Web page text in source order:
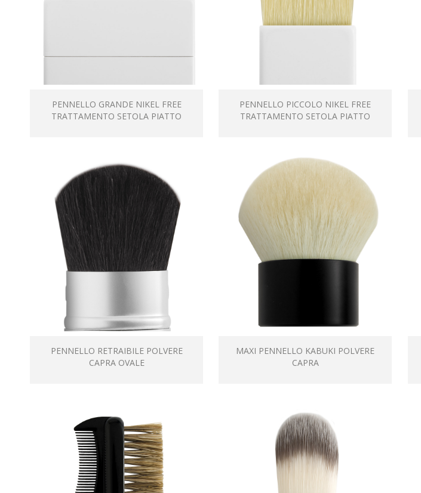
PENNELLO GRANDE NIKEL FREE
TRATTAMENTO SETOLA PIATTO
PENNELLO PICCOLO NIKEL FREE
TRATTAMENTO SETOLA PIATTO
PENNELLO RETRAIBILE POLVERE
CAPRA OVALE
MAXI PENNELLO KABUKI POLVERE
CAPRA